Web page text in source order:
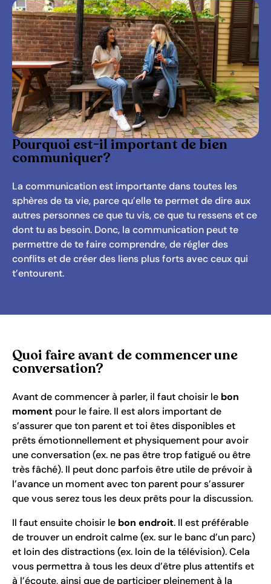
Pourquoi est-il important de bien
communiquer?
La communication est importante dans toutes les
sphères de ta vie, parce qu’elle te permet de dire aux
autres personnes ce que tu vis, ce que tu ressens et ce
dont tu as besoin. Donc, la communication peut te
permettre de te faire comprendre, de régler des
conflits et de créer des liens plus forts avec ceux qui
t’entourent.
Quoi faire avant de commencer une
conversation?
Avant de commencer à parler, il faut choisir le bon
moment pour le faire. Il est alors important de
s’assurer que ton parent et toi êtes disponibles et
prêts émotionnellement et physiquement pour avoir
une conversation (ex. ne pas être trop fatigué ou être
très fâché). Il peut donc parfois être utile de prévoir à
l’avance un moment avec ton parent pour s’assurer
que vous serez tous les deux prêts pour la discussion.
Il faut ensuite choisir le bon endroit. Il est préférable
de trouver un endroit calme (ex. sur le banc d’un parc)
et loin des distractions (ex. loin de la télévision). Cela
vous permettra à tous les deux d’être plus attentifs et
à l’écoute, ainsi que de participer pleinement à la